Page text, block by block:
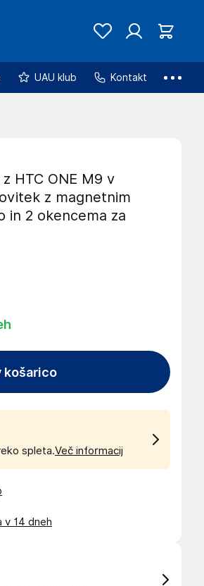
UAU klub Kontakt
HTC ONE M9 v
z magnetnim
in 2 okencema za
košarico
spleta.Več informacij
v 14 dneh